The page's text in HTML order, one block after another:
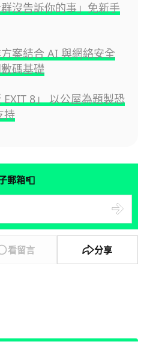
沒告訴你的事」免新手
案結合 AI 與網絡安全
碼基礎
8」 以公屋為題製恐
持
郵箱📮
看留言 分享